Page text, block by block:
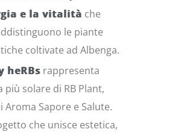
e la vitalità che
le piante
coltivate ad Albenga.
heRBs rappresenta
più solare di RB Plant,
Aroma Sapore e Salute.
che unisce estetica,